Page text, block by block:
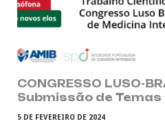
CONGRESSO LUSO-
Submissão de Temas
5 DE FEVEREIRO DE 2024